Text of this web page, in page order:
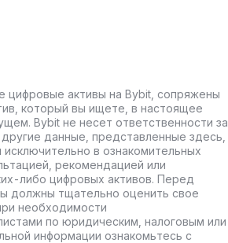
цифровые активы на Bybit, сопряжены
который вы ищете, в настоящее
Bybit не несет ответственности за
данные, представленные здесь,
в ознакомительных
рекомендацией или
либо цифровых активов. Перед
должны тщательно оценить свое
необходимости
по юридическим, налоговым или
информации ознакомьтесь с